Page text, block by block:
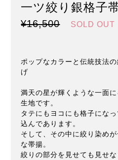
一ツ絞り銀格子
¥16,500 SOLD OUT
ポップなカラーと伝統技法
げ
満天の星が輝くような一面
生地です。
タテにもヨコにも格子にな
込んであります。
そして、その中に絞り染め
な帯揚。
絞りの部分を見せても見せ